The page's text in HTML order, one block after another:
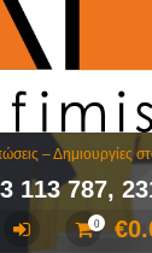
– Δημιουργίες
113 787,
0 €